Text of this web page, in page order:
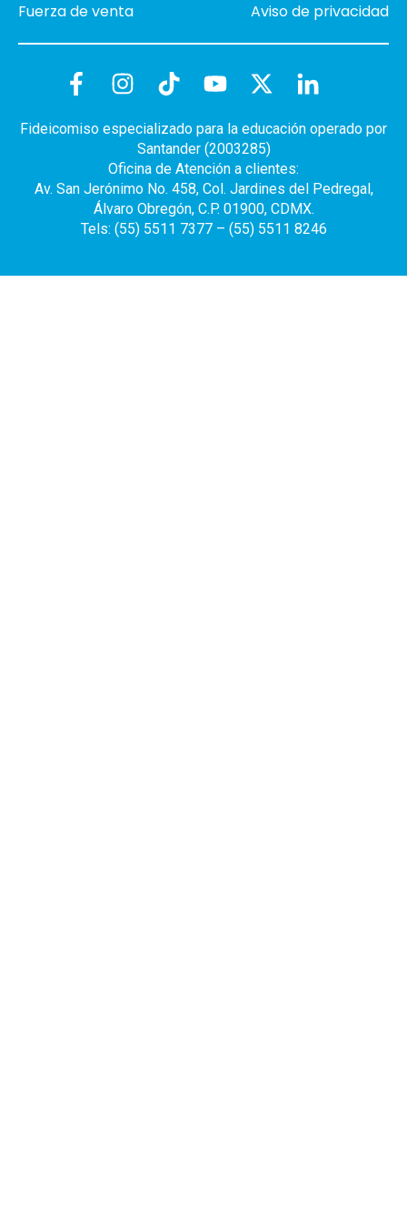
Fuerza de venta Aviso de privacidad
Fideicomiso especializado para la educación operado por
Santander (2003285)
Oficina de Atención a clientes:
Av. San Jerónimo No. 458, Col. Jardines del Pedregal,
Álvaro Obregón, C.P. 01900, CDMX.
Tels: (55) 5511 7377 – (55) 5511 8246